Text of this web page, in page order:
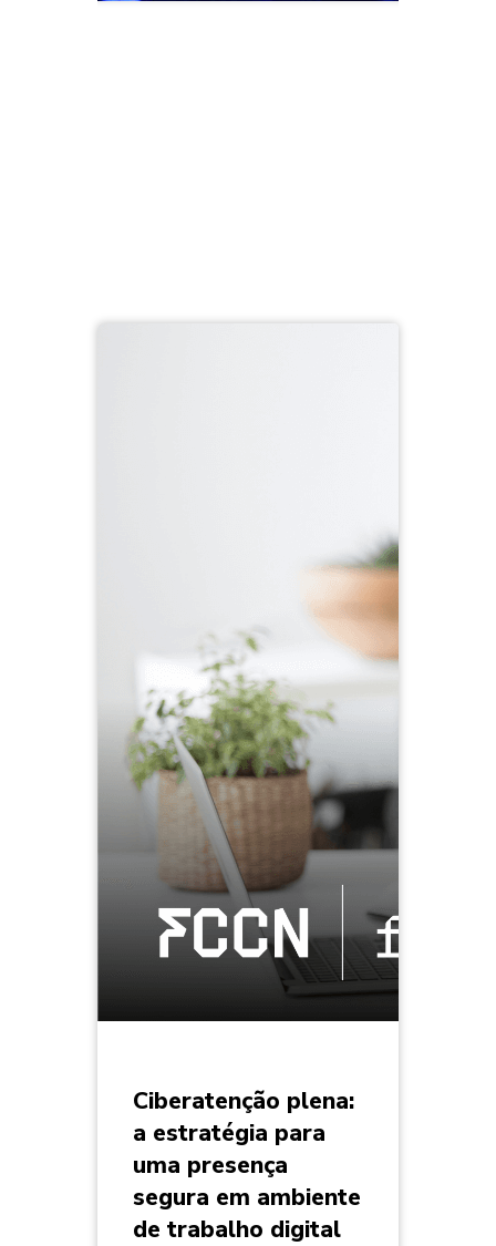
Ciberatenção plena:
a estratégia para
uma presença
segura em ambiente
de trabalho digital